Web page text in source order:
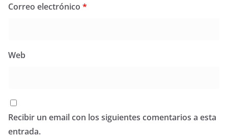
Correo electrónico *
Web
Recibir un email con los siguientes comentarios a esta
entrada.